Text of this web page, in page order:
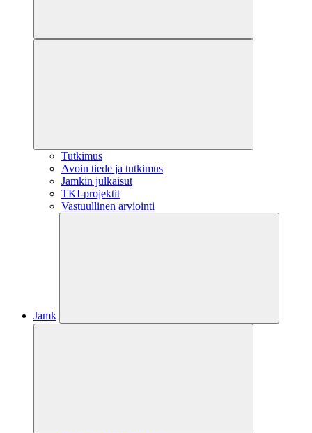
Tutkimus
Avoin tiede ja tutkimus
Jamkin julkaisut
TKI-projektit
Vastuullinen arviointi
Jamk